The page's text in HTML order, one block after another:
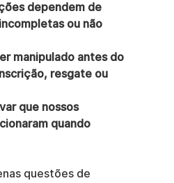
dependem de
ou não
manipulado antes do
resgate ou
que nossos
quando
questões de